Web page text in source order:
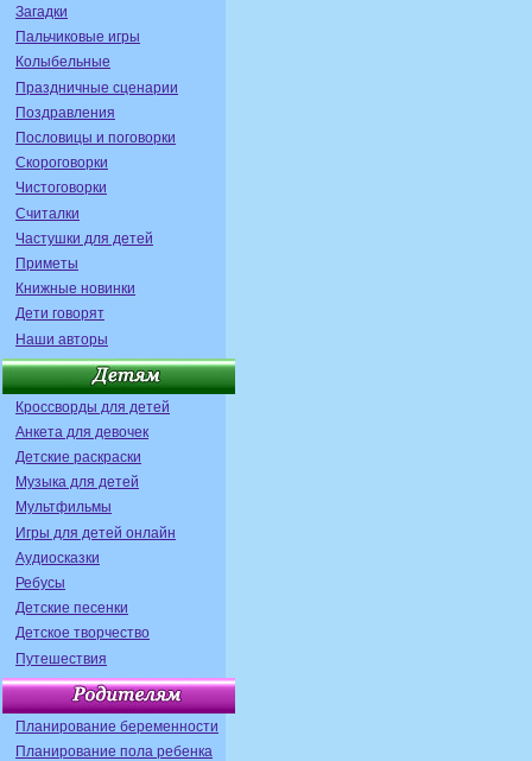
Загадки
Пальчиковые игры
Колыбельные
Праздничные сценарии
Поздравления
Пословицы и поговорки
Скороговорки
Чистоговорки
Считалки
Частушки для детей
Приметы
Книжные новинки
Дети говорят
Наши авторы
Кроссворды для детей
Анкета для девочек
Детские раскраски
Музыка для детей
Мультфильмы
Игры для детей онлайн
Аудиосказки
Ребусы
Детские песенки
Детское творчество
Путешествия
Планирование беременности
Планирование пола ребенка